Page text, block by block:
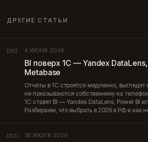
ДРУГИЕ СТАТЬИ
(01) 4 ИЮНЯ 2026
BI поверх 1С — Yandex
Metabase
Отчёты в 1С строятся медленно, выглядят
не показываются собственнику на
1С ставят BI — Yandex DataLens, Power BI
Разбираем, что выбрать в 2026 в РФ и как
(02) 30 ИЮЛЯ 2026